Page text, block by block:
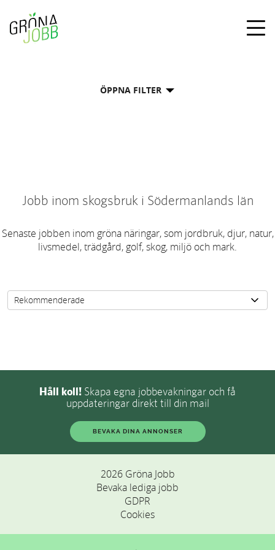
ÖPPNA FILTER
Jobb inom skogsbruk i Södermanlands län
Senaste jobben inom gröna näringar, som jordbruk, djur, natur,
livsmedel, trädgård, golf, skog, miljö och mark.
Håll koll! Skapa egna jobbevakningar och få
uppdateringar direkt till din mail
BEVAKA DINA ANNONSER
2026 Gröna Jobb
Bevaka lediga jobb
GDPR
Cookies